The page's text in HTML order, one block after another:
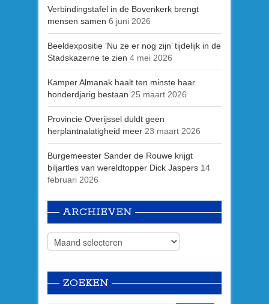
Verbindingstafel in de Bovenkerk brengt
mensen samen 6 juni 2026
Beeldexpositie ’Nu ze er nog zijn’ tijdelijk in de
Stadskazerne te zien 4 mei 2026
Kamper Almanak haalt ten minste haar
honderdjarig bestaan 25 maart 2026
Provincie Overijssel duldt geen
herplantnalatigheid meer 23 maart 2026
Burgemeester Sander de Rouwe krijgt
biljartles van wereldtopper Dick Jaspers 14
februari 2026
ARCHIEVEN
ZOEKEN